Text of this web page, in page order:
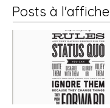
Posts à l'affiche